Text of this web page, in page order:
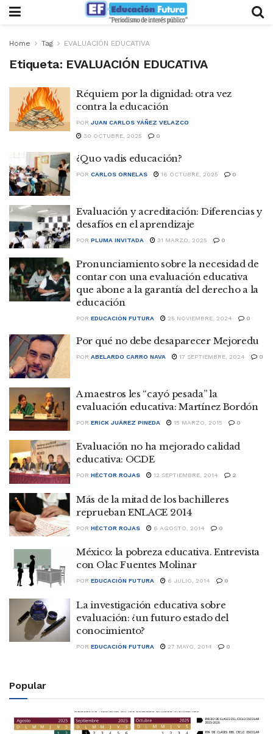
Home Tag EVALUACIÓN EDUCATIVA
Etiqueta: EVALUACIÓN EDUCATIVA
Réquiem por la dignidad: otra vez
contra la educación
POR JUAN CARLOS YÁÑEZ VELAZCO
30 OCTUBRE, 2025
0
¿Quo vadis educación?
POR CARLOS ORNELAS 16 OCTUBRE, 2025 0
Evaluación y acreditación: Diferencias y
desafíos en el aprendizaje
POR PLUMA INVITADA 31 MARZO, 2025 0
Pronunciamiento sobre la necesidad de
contar con una evaluación educativa
que abone a la garantía del derecho a la
educación
POR EDUCACIÓN FUTURA 25 NOVIEMBRE, 2024 0
Por qué no debe desaparecer Mejoredu
POR ABELARDO CARRO NAVA 17 SEPTIEMBRE, 2024 0
A maestros les “cayó pesada” la
evaluación educativa: Martínez Bordón
POR ERICK JUÁREZ PINEDA 15 MARZO, 2015 0
Evaluación no ha mejorado calidad
educativa: OCDE
POR HÉCTOR ROJAS 12 SEPTIEMBRE, 2014 2
Más de la mitad de los bachilleres
reprueban ENLACE 2014
POR HÉCTOR ROJAS 6 AGOSTO, 2014 0
México: la pobreza educativa. Entrevista
con Olac Fuentes Molinar
POR EDUCACIÓN FUTURA 6 JULIO, 2014 0
La investigación educativa sobre
evaluación: ¿un futuro estado del
conocimiento?
POR EDUCACIÓN FUTURA 27 MAYO, 2014 0
Popular